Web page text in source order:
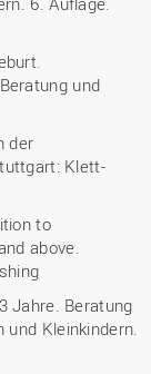
und
der
Klett-
to
above.
Jahre. Beratung
und Kleinkindern.